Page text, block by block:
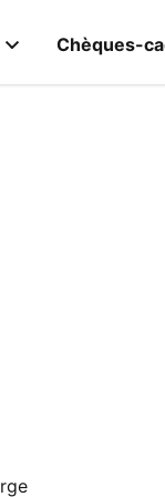
Chèques-